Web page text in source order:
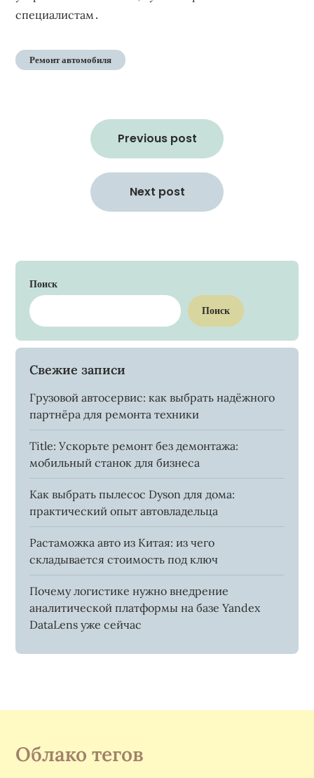
специалистам․
Ремонт автомобиля
Previous post
Next post
Поиск
Поиск
Свежие записи
Грузовой автосервис: как выбрать надёжного
партнёра для ремонта техники
Title: Ускорьте ремонт без демонтажа:
мобильный станок для бизнеса
Как выбрать пылесос Dyson для дома:
практический опыт автовладельца
Растаможка авто из Китая: из чего
складывается стоимость под ключ
Почему логистике нужно внедрение
аналитической платформы на базе Yandex
DataLens уже сейчас
Облако тегов